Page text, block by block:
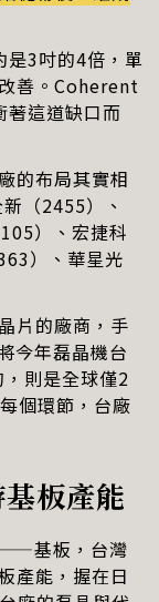
是3吋的4倍，單
善。Coherent
著這道缺口而
的布局其實相
（2455）、
）、宏捷科
）、華星光
片的廠商，手
今年磊晶機台
則是全球僅2
個環節，台廠
板產能
——基板，台灣
產能，握在日